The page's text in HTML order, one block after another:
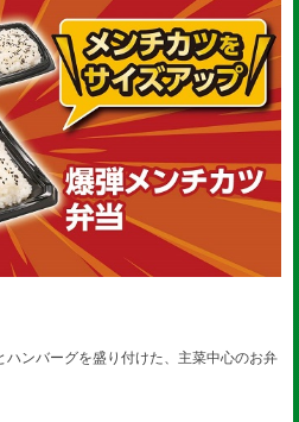
ンバーグを盛り付けた、主菜中心のお弁